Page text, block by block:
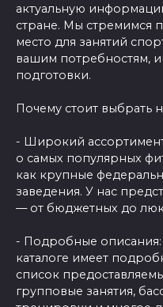
актуальную
стране. Мы стремимся
место для занятий
вашим потребностям,
подготовки.
Почему стоит выбрать
- Широкий
о самых популярных
как крупные
заведения. У нас
— от бюджетных до
- Подробные
каталоге имеет
список
групповые занятия,